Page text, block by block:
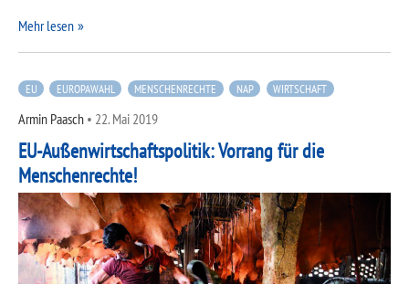
Mehr lesen
EU EUROPAWAHL MENSCHENRECHTE NAP WIRTSCHAFT
Armin Paasch • 22. Mai 2019
EU-Außenwirtschaftspolitik: Vorrang für die
Menschenrechte!